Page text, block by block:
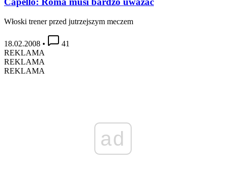
Włoski trener przed jutrzejszym meczem
18.02.2008 •
41
REKLAMA
REKLAMA
REKLAMA
ad